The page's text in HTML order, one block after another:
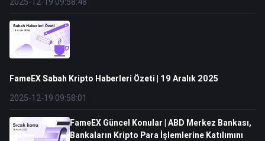
FameEX Sabah Kripto Haberleri Özeti | 19 Aralık 2025
2025-12-19 09:58:01
FameEX Güncel Konular | ABD Merkez Bankası,
Bankaların Kripto Para İşlemlerine Katılımını